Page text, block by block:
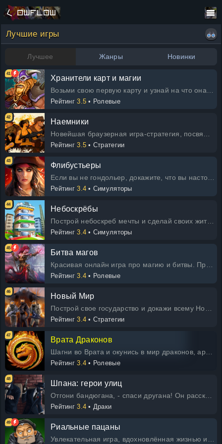
Лучшие игры
Лучшее Жанры Новинки
41 Хранители карт и магии
Рейтинг3.5 • Ролевые
42 Наемники
Рейтинг3.5 • Стратегии
43 Флибустьеры
Рейтинг3.4 • Симуляторы
44 Небоскрёбы
Рейтинг3.4 • Симуляторы
45 Битва магов
Рейтинг3.4 • Ролевые
46 Новый Мир
Рейтинг3.4 • Стратегии
47 Врата Драконов
Рейтинг3.4 • Ролевые
48 Шпана: герои улиц
Рейтинг3.4 • Драки
49 Риальные пацаны